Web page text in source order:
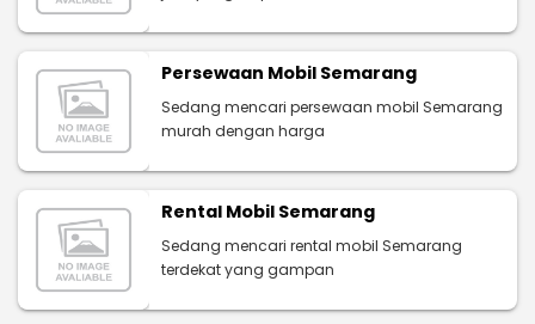
Persewaan Mobil Semarang
Sedang mencari persewaan mobil Semarang
murah dengan harga
Rental Mobil Semarang
Sedang mencari rental mobil Semarang
terdekat yang gampan